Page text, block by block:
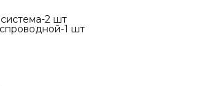
2 шт
1 шт